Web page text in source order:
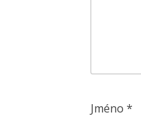
Jméno *